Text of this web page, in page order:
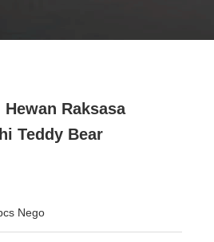
Raksasa
Teddy Bear
Nego